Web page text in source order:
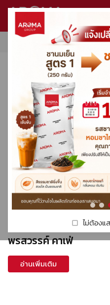
ไม่ต้อง
ไม่มี
สิ
หน้
โป
การสั่งซื้
สูตรเครื่
คอร์
รีวิวร้
โปรโม
เกี่ย
ติด
สินค้าทั้งหมด
เครื่องชงกาแฟ / เครื่องบด
เครื่องชงกาแฟ / เครื่องบด
Fully-Automatic
Semi-Automatic
Victoria Arduino
Wega
Crem / Expobar
Xlvi
Coffee Grinders
Victoria Arduino
Mahlkonig
Mazzer
Product Set
Product Set ทั้งหมด
Capsule
Capsule ทั้งหมด
Capsule Coffee Machine
Capsule Coffee Machine
เมล็ดกาแฟคั่ว
เมล็ดกาแฟคั่ว ทั้งหมด
Aroma Original Blend
Aroma Premium Blend
Organic Coffee
Special Blend
Lio
ผลิตภัณฑ์กลุ่มนม
ผลิตภัณฑ์กลุ่มนม ทั้งหมด
DaVinci ทั้งหมด
Classic Syrup
True To Fruit Syrup
Luxury Dessert Syrup
Floral Syrup
Premium Sauce
Real Fruit Mixes
Beverage Mix
Beverage Base
HARIO ทั้งหมด
Filter
Dripper
Grinder
Server
Kettle
Syphon
Set Drip
Milklab
Milklab ทั้งหมด
ชาทั้งหมด
3 in 1
Matcha
Premix
Tea Leaf
โกโก้ ทั้งหมด
3 in 1 Express Cup
Premix
Pure 100%
น้ำผลไม้ผสมเนื้อผลไม้ & ไซ
Fruit Concentrate
Syrup
Fruit Based Preparation
Fruitti Smoothie
Fruitti Juice
ผงสำเร็จรูปทั้งหมด
3 in 1
Condiment
Premix
ผลิตภัณฑ์กลุ่มกาแฟทั้งหมด
Drip Coffee
Premix
3 in 1 Express Cup
ท๊อปปิ้ง ทั้งหมด
Topping
Sauce
อุปกรณ์อื่นๆ ทั้งหมด
อะไหล่เครื่องชง
อุปกรณ์อื่นๆ
Double Wall
รีวิวร้านกาแฟ
รีวิวร้านกาแฟ
พรสวรรค์ คาเฟ่
อ่านเพิ่มเติม